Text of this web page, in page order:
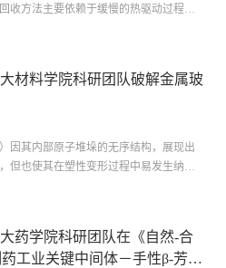
收方法主要依赖于缓慢的热驱动过程来
的正极材料电化学性能依然难以达到理
的表面预锂化过程，提升其修复与再生
可持续发...
材料学院科研团队破解金属玻
因其内部原子堆垛的无序结构，展现出
但也使其在塑性变形过程中易发生纳米
接观察其原子机制；另一方面，传统分
往采用远高于实验条件的冷却速率
药学院科研团队在《自然-合
工业关键中间体－手性β-芳基